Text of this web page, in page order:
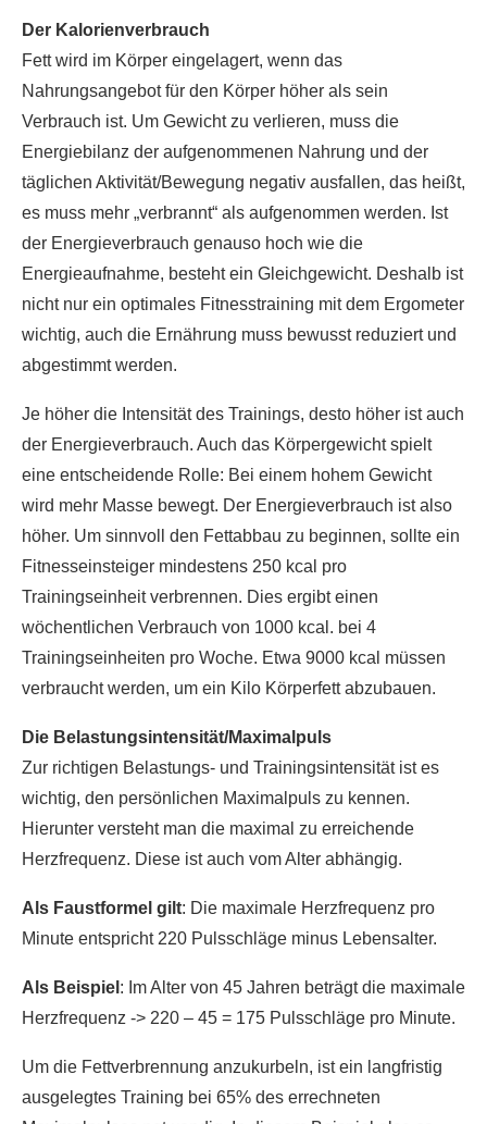
Der Kalorienverbrauch
Fett wird im Körper eingelagert, wenn das
Nahrungsangebot für den Körper höher als sein
Verbrauch ist. Um Gewicht zu verlieren, muss die
Energiebilanz der aufgenommenen Nahrung und der
täglichen Aktivität/Bewegung negativ ausfallen, das heißt,
es muss mehr „verbrannt“ als aufgenommen werden. Ist
der Energieverbrauch genauso hoch wie die
Energieaufnahme, besteht ein Gleichgewicht. Deshalb ist
nicht nur ein optimales Fitnesstraining mit dem Ergometer
wichtig, auch die Ernährung muss bewusst reduziert und
abgestimmt werden.
Je höher die Intensität des Trainings, desto höher ist auch
der Energieverbrauch. Auch das Körpergewicht spielt
eine entscheidende Rolle: Bei einem hohem Gewicht
wird mehr Masse bewegt. Der Energieverbrauch ist also
höher. Um sinnvoll den Fettabbau zu beginnen, sollte ein
Fitnesseinsteiger mindestens 250 kcal pro
Trainingseinheit verbrennen. Dies ergibt einen
wöchentlichen Verbrauch von 1000 kcal. bei 4
Trainingseinheiten pro Woche. Etwa 9000 kcal müssen
verbraucht werden, um ein Kilo Körperfett abzubauen.
Die Belastungsintensität/Maximalpuls
Zur richtigen Belastungs- und Trainingsintensität ist es
wichtig, den persönlichen Maximalpuls zu kennen.
Hierunter versteht man die maximal zu erreichende
Herzfrequenz. Diese ist auch vom Alter abhängig.
Als Faustformel gilt: Die maximale Herzfrequenz pro
Minute entspricht 220 Pulsschläge minus Lebensalter.
Als Beispiel : Im Alter von 45 Jahren beträgt die maximale
Herzfrequenz -> 220 – 45 = 175 Pulsschläge pro Minute.
Um die Fettverbrennung anzukurbeln, ist ein langfristig
ausgelegtes Training bei 65% des errechneten